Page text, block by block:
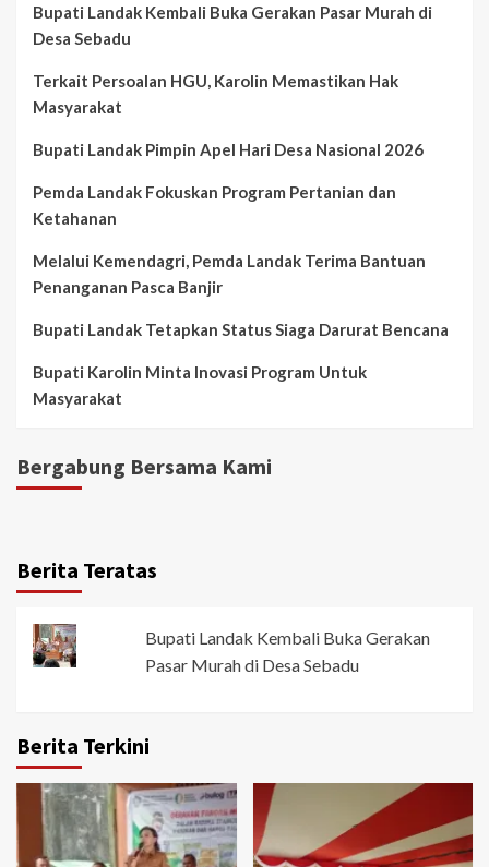
Bupati Landak Kembali Buka Gerakan Pasar Murah di
Desa Sebadu
Terkait Persoalan HGU, Karolin Memastikan Hak
Masyarakat
Bupati Landak Pimpin Apel Hari Desa Nasional 2026
Pemda Landak Fokuskan Program Pertanian dan
Ketahanan
Melalui Kemendagri, Pemda Landak Terima Bantuan
Penanganan Pasca Banjir
Bupati Landak Tetapkan Status Siaga Darurat Bencana
Bupati Karolin Minta Inovasi Program Untuk
Masyarakat
Bergabung Bersama Kami
Berita Teratas
Bupati Landak Kembali Buka Gerakan
Pasar Murah di Desa Sebadu
Berita Terkini